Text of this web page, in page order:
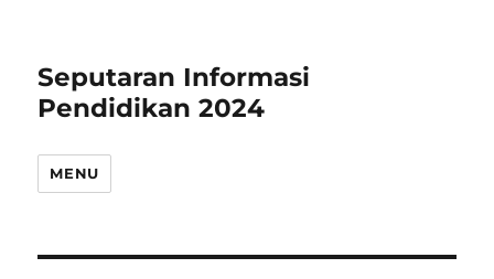
Seputaran Informasi
Pendidikan 2024
MENU